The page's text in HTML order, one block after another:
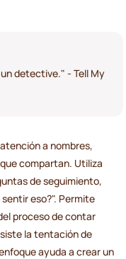
detective." - Tell My
a nombres,
compartan. Utiliza
de seguimiento,
eso?". Permite
proceso de contar
la tentación de
ayuda a crear un